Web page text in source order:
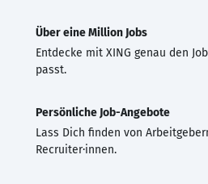
Über eine Million Jobs
Entdecke mit XING genau den
passt.
Persönliche Job-Angebote
Lass Dich finden von
Recruiter·innen.